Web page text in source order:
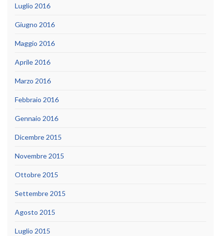
Luglio 2016
Giugno 2016
Maggio 2016
Aprile 2016
Marzo 2016
Febbraio 2016
Gennaio 2016
Dicembre 2015
Novembre 2015
Ottobre 2015
Settembre 2015
Agosto 2015
Luglio 2015